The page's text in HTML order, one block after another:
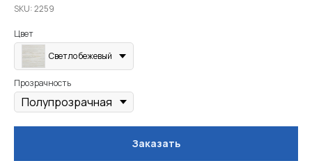
SKU:2259
Цвет
Светло бежевый
Прозрачность
Заказать